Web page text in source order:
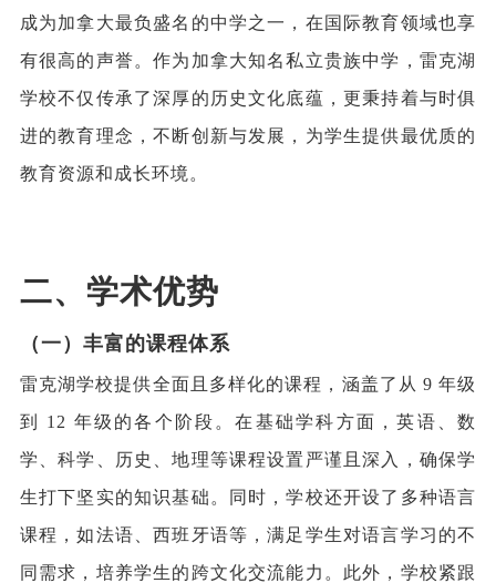
成为加拿大最负盛名的中学之一，在国际教育领域也享
有很高的声誉。作为加拿大知名私立贵族中学，雷克湖
学校不仅传承了深厚的历史文化底蕴，更秉持着与时俱
进的教育理念，不断创新与发展，为学生提供最优质的
教育资源和成长环境。
二、学术优势
（一）丰富的课程体系
雷克湖学校提供全面且多样化的课程，涵盖了从 9 年级
到 12 年级的各个阶段。在基础学科方面，英语、数
学、科学、历史、地理等课程设置严谨且深入，确保学
生打下坚实的知识基础。同时，学校还开设了多种语言
课程，如法语、西班牙语等，满足学生对语言学习的不
同需求，培养学生的跨文化交流能力。此外，学校紧跟